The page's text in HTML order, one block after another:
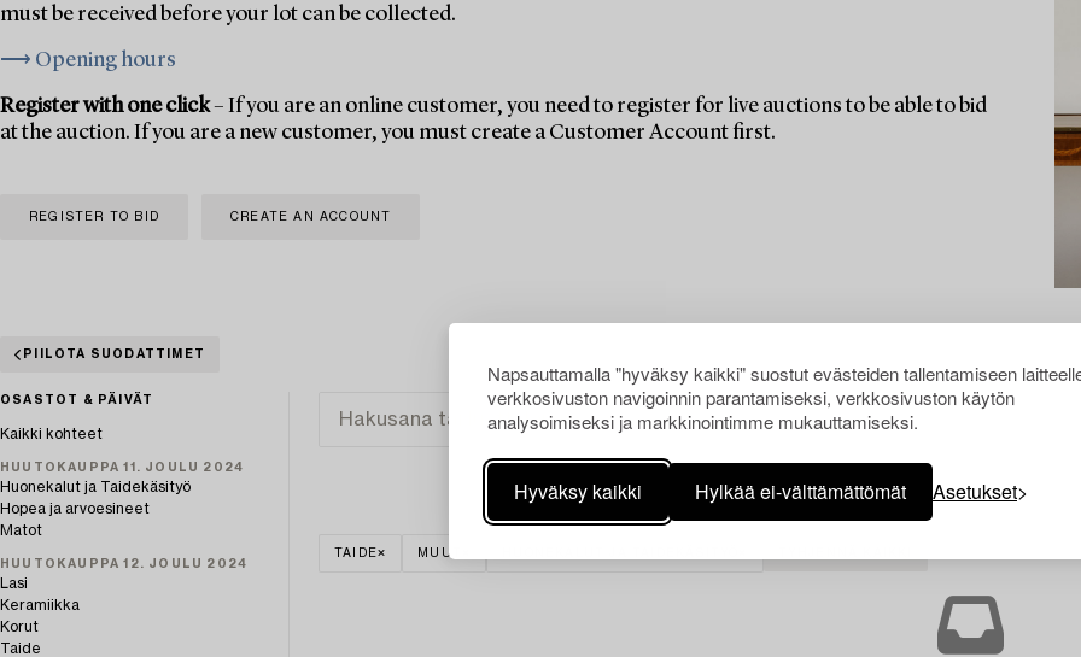
Napsauttamalla "hyväksy kaikki" suostut evästeiden tallentamiseen
verkkosivuston navigoinnin parantamiseksi, verkkosivuston käytön
analysoimiseksi ja markkinointimme mukauttamiseksi.
Hyväksy kaikki Hylkää ei-välttämättömät Asetukset
must be received before your lot can be collected.
⟶ Opening hours
Register with one click– If you are an online customer, you need to register for live auctions to be able to bid
at the auction. If you are a new customer, you must create a Customer Account first.
REGISTER TO BID CREATE AN ACCOUNT
PIILOTA SUODATTIMET
OSASTOT & PÄIVÄT
Kaikki kohteet
HUUTOKAUPPA 11. JOULU 2024
Huonekalut ja Taidekäsityö
Hopea ja arvoesineet
Matot
HUUTOKAUPPA 12. JOULU 2024
Lasi
Keramiikka
Korut
Taide
TAIDE MUUT